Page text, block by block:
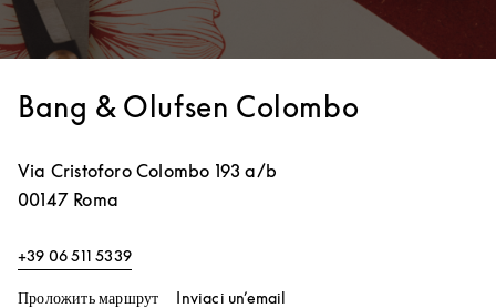
Bang & Olufsen Colombo
Via Cristoforo Colombo 193 a/b
00147 Roma
+39 06 511 5339
Проложить маршрутLink Opens in New Tab
Inviaci un’email